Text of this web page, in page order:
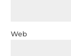
Web